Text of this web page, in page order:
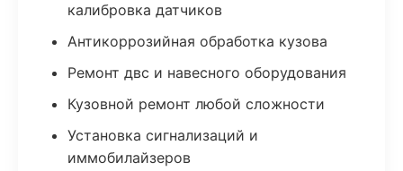
калибровка датчиков
Антикоррозийная обработка кузова
Ремонт двс и навесного оборудования
Кузовной ремонт любой сложности
Установка сигнализаций и
иммобилайзеров